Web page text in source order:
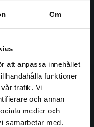
Om
att anpassa innehållet
funktioner
trafik. Vi
och annan
medier och
samarbetar med.
som väcker läslust
Studentlitteratur.